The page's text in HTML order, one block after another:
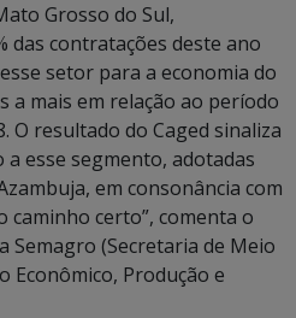
Grosso do Sul,
das contratações deste ano
setor para a economia do
a mais em relação ao período
O resultado do Caged sinaliza
esse segmento, adotadas
em consonância com
certo”, comenta o
Semagro (Secretaria de Meio
Econômico, Produção e